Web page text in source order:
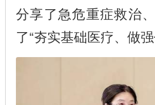
分享了急危重症救治
了“夯实基础医疗、做